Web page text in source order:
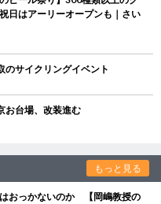
日はアーリーオープンも｜さい
サイクリングイベント
台場、改装進む
もっと見る
おっかないのか 【岡嶋教授の